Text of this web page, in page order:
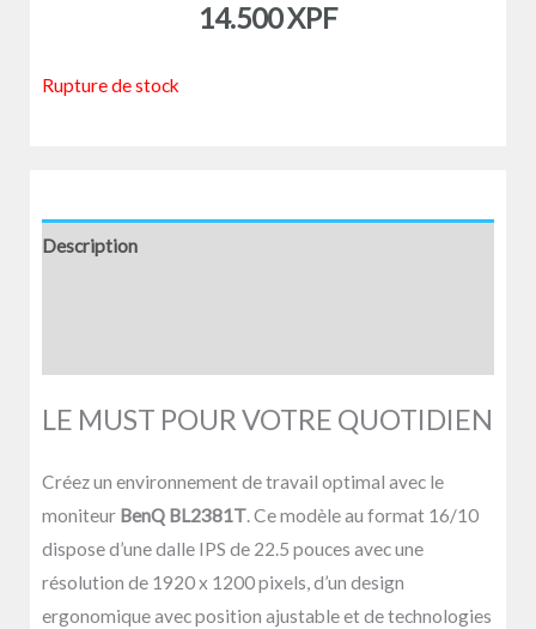
14.500XPF
Rupture de stock
Description
LE MUST POUR VOTRE QUOTIDIEN
Créez un environnement de travail optimal avec le
moniteur BenQ BL2381T. Ce modèle au format 16/10
dispose d’une dalle IPS de 22.5 pouces avec une
résolution de 1920 x 1200 pixels, d’un design
ergonomique avec position ajustable et de technologies